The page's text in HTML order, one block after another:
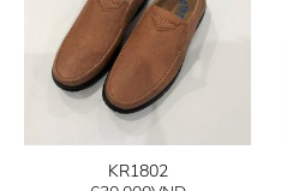
KR1802